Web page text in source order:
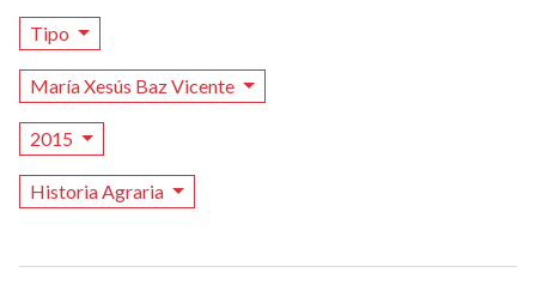
Tipo
María Xesús Baz Vicente
2015
Historia Agraria